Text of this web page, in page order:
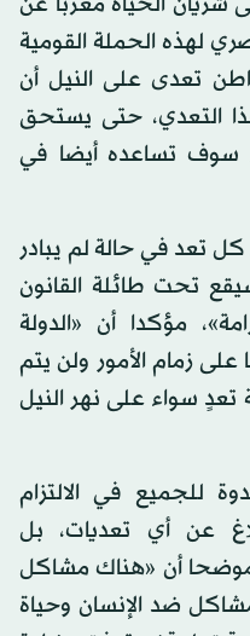
90 مليون مصري لهذه الحملة القومية
تعدى على النيل أن
التعدي، حتى يستحق
سوف تساعده أيضا في
كل تعد في حالة لم يبادر
تحت طائلة القانون
مؤكدا أن «الدولة
زمام الأمور ولن يتم
تعدٍ سواء على نهر النيل
للجميع في الالتزام
عن أي تعديات، بل
موضحا أن «هناك مشاكل
مشاكل ضد الإنسان وحياة